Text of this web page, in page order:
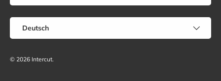
Sprache
Deutsch
© 2026 Intercut.